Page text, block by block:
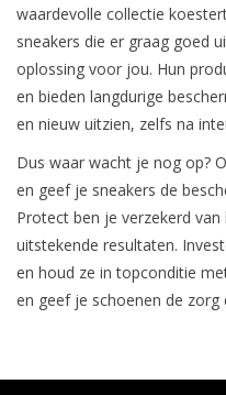
waardevolle collectie
sneakers die er graag goed
oplossing voor jou. Hun
en bieden langdurige
en nieuw uitzien, zelfs na
Dus waar wacht je nog op?
en geef je sneakers de
Protect ben je verzekerd
uitstekende resultaten.
en houd ze in topconditie
en geef je schoenen de zorg